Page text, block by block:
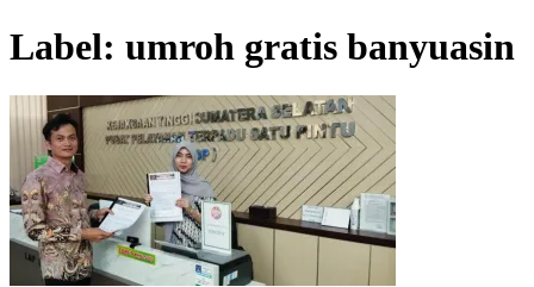
Label: umroh gratis banyuasin